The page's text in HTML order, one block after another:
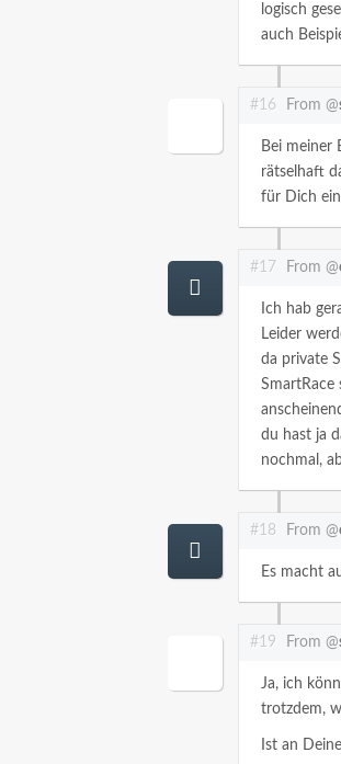
logisch
auch
#16 From @
Bei meiner
rätselhaft
für Dich
#17 From @
Ich hab
Leider
da private
SmartRace
du hast ja
nochmal,
#18 From @
Es macht
#19 From @
Ja, ich
trotzdem,
Ist an